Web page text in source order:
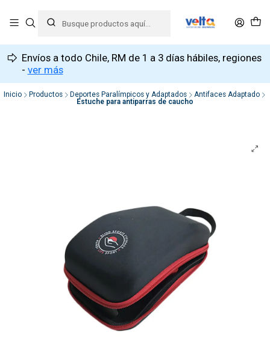
Envíos a todo Chile, RM de 1 a 3 días hábiles, regiones
- ver más
Inicio Productos Deportes Paralímpicos y Adaptados
Antifaces Adaptado
Estuche para antiparras de caucho